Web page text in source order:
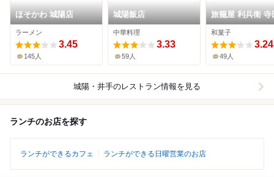
ほそかわ 城陽店
ラーメン
3.45
145人
城陽飯店
中華料理
3.33
59人
旅籠屋 利兵衛 寺
店
和菓子
3.24
49人
城陽・井手のレストラン情報を見る
ランチのお店を探す
ランチができるカフェ ランチができる日曜営業のお店